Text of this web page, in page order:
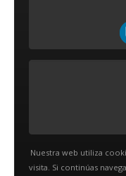
Nuestra web utiliza
visita. Si continúas